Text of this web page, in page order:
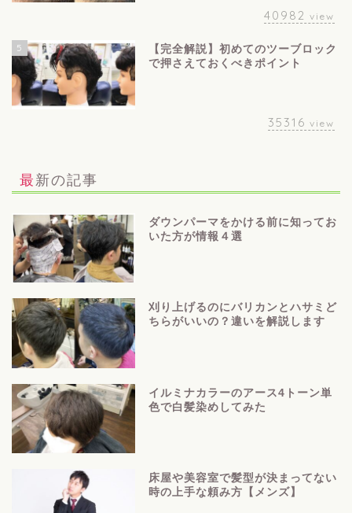
40982 view
5
【完全解説】初めてのツーブロック
で押さえておくべきポイント
35316 view
最新の記事
ダウンパーマをかける前に知ってお
いた方が情報４選
刈り上げるのにバリカンとハサミど
ちらがいいの？違いを解説します
イルミナカラーのアース4トーン単
色で白髪染めしてみた
床屋や美容室で髪型が決まってない
時の上手な頼み方【メンズ】